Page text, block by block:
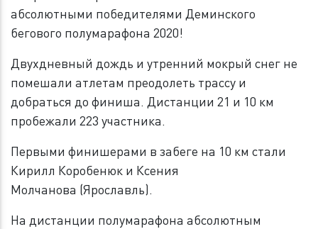
абсолютными победителями Деминского
бегового полумарафона 2020!
Двухдневный дождь и утренний мокрый снег не
помешали атлетам преодолеть трассу и
добраться до финиша. Дистанции 21 и 10 км
пробежали 223 участника.
Первыми финишерами в забеге на 10 км стали
Кирилл Коробенюк и Ксения
Молчанова (Ярославль).
На дистанции полумарафона абсолютным